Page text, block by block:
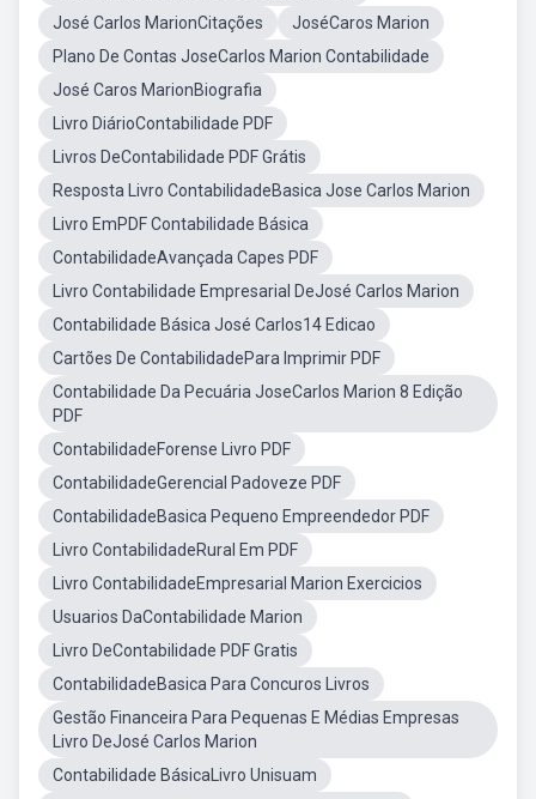
José Carlos MarionCitações
JoséCaros Marion
Plano De Contas JoseCarlos Marion Contabilidade
José Caros MarionBiografia
Livro DiárioContabilidade PDF
Livros DeContabilidade PDF Grátis
Resposta Livro ContabilidadeBasica Jose Carlos Marion
Livro EmPDF Contabilidade Básica
ContabilidadeAvançada Capes PDF
Livro Contabilidade Empresarial DeJosé Carlos Marion
Contabilidade Básica José Carlos14 Edicao
Cartões De ContabilidadePara Imprimir PDF
Contabilidade Da Pecuária JoseCarlos Marion 8 Edição
PDF
ContabilidadeForense Livro PDF
ContabilidadeGerencial Padoveze PDF
ContabilidadeBasica Pequeno Empreendedor PDF
Livro ContabilidadeRural Em PDF
Livro ContabilidadeEmpresarial Marion Exercicios
Usuarios DaContabilidade Marion
Livro DeContabilidade PDF Gratis
ContabilidadeBasica Para Concuros Livros
Gestão Financeira Para Pequenas E Médias Empresas
Livro DeJosé Carlos Marion
Contabilidade BásicaLivro Unisuam